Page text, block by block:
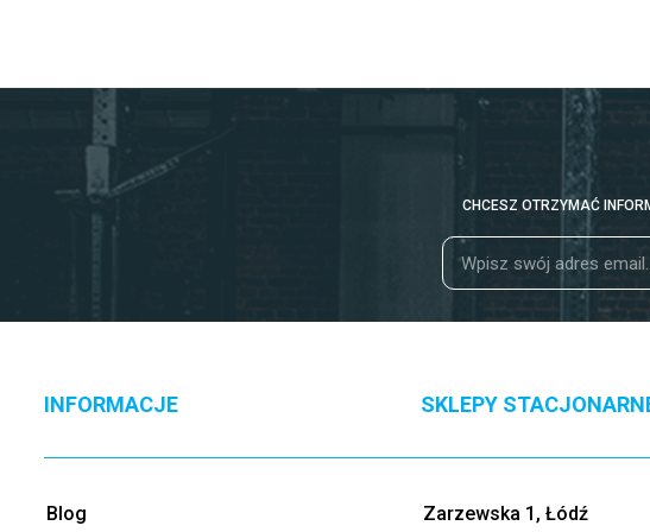
CHCESZ OTRZYMAĆ
INFORMACJE
Blog
SKLEPY
Zarzewska 1, Łódź